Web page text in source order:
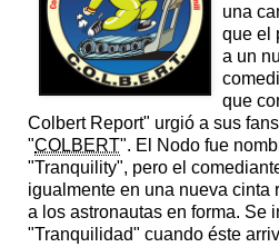
una
que el
a un
que
Colbert Report" urgió a sus
"COLBERT". El Nodo fue
"Tranquility", pero el
igualmente en una nueva cinta
a los astronautas en forma. Se
"Tranquilidad" cuando éste